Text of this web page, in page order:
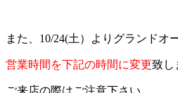
また、10/24(土）よりグランドオ
営業時間を下記の時間に変更致し